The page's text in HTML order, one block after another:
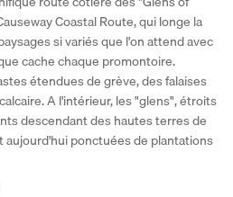
Coastal Route, qui longe la
si variés que l'on attend avec
cache chaque promontoire.
étendues de grève, des falaises
A l'intérieur, les "glens", étroits
descendant des hautes terres de
aujourd'hui ponctuées de plantations